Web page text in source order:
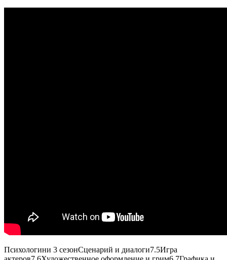
Психологини 3 сезонСценарий и диалоги7.5Игра